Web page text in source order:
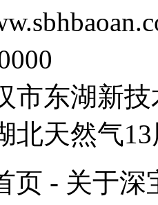
市东湖新
北天然气13
页 - 关于